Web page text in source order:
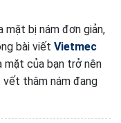
bị nám đơn giản,
bài viết Vietmec
mặt của bạn trở nên
vết thâm nám đang